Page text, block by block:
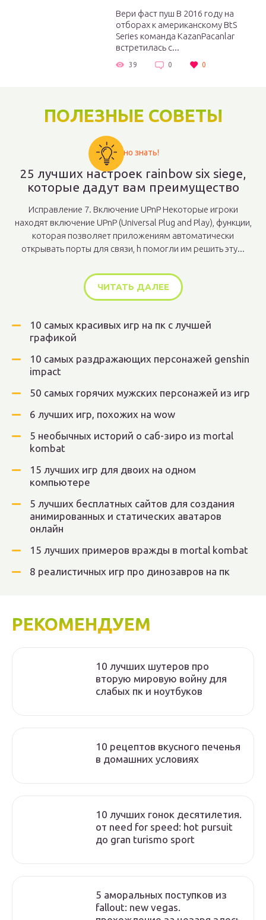
Вери фаст пуш В 2016 году на
отборах к американскому BtS
Series команда KazanPacanlar
встретилась с...
39 0 0
ПОЛЕЗНЫЕ СОВЕТЫ
Важно знать!
25 лучших настроек rainbow six siege,
которые дадут вам преимущество
Исправление 7. Включение UPnP Некоторые игроки
находят включение UPnP (Universal Plug and Play), функции,
которая позволяет приложениям автоматически
открывать порты для связи, h помогли им решить эту...
ЧИТАТЬ ДАЛЕЕ
10 самых красивых игр на пк с лучшей
графикой
10 самых раздражающих персонажей genshin
impact
50 самых горячих мужских персонажей из игр
6 лучших игр, похожих на wow
5 необычных историй о саб-зиро из mortal
kombat
15 лучших игр для двоих на одном
компьютере
5 лучших бесплатных сайтов для создания
анимированных и статических аватаров
онлайн
15 лучших примеров вражды в mortal kombat
8 реалистичных игр про динозавров на пк
РЕКОМЕНДУЕМ
10 лучших шутеров про
вторую мировую войну для
слабых пк и ноутбуков
10 рецептов вкусного печенья
в домашних условиях
10 лучших гонок десятилетия.
от need for speed: hot pursuit
до gran turismo sport
5 аморальных поступков из
fallout: new vegas.